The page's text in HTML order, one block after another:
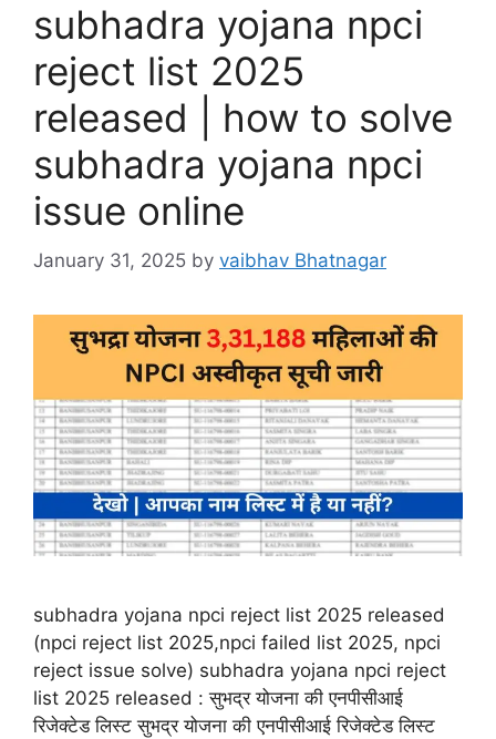
subhadra yojana npci
reject list 2025
released | how to solve
subhadra yojana npci
issue online
January 31, 2025 by vaibhav Bhatnagar
subhadra yojana npci reject list 2025 released
(npci reject list 2025,npci failed list 2025, npci
reject issue solve) subhadra yojana npci reject
list 2025 released : सुभद्र योजना की एनपीसीआई
रिजेक्टेड लिस्ट सुभद्र योजना की एनपीसीआई रिजेक्टेड लिस्ट